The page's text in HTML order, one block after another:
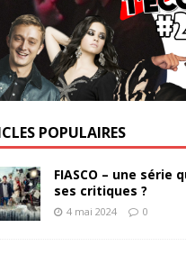
POPULAIRES
FIASCO – une série
ses critiques ?
4 mai 2024 0